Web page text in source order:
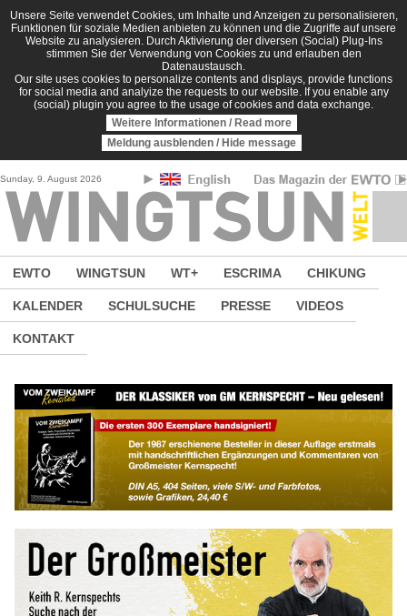
Direkt zum Inhalt
Unsere Seite verwendet Cookies, um Inhalte und Anzeigen zu personalisieren,
Funktionen für soziale Medien anbieten zu können und die Zugriffe auf unsere
Website zu analysieren. Durch Aktivierung der diversen (Social) Plug-Ins
stimmen Sie der Verwendung von Cookies zu und erlauben den
Datenaustausch.
Our site uses cookies to personalize contents and displays, provide functions
for social media and analyize the requests to our website. If you enable any
(social) plugin you agree to the usage of cookies and data exchange.
Weitere Informationen / Read more
Meldung ausblenden / Hide message
Sunday, 9. August 2026
EWTO WINGTSUN WT+ ESCRIMA CHIKUNG
KALENDER SCHULSUCHE PRESSE VIDEOS
KONTAKT